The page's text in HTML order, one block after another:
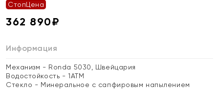
СтопЦена
362 890₽
Информация
Механизм - Ronda 5030, Швейцария
Водостойкость - 1АТМ
Стекло - Минеральное с сапфировым напылением